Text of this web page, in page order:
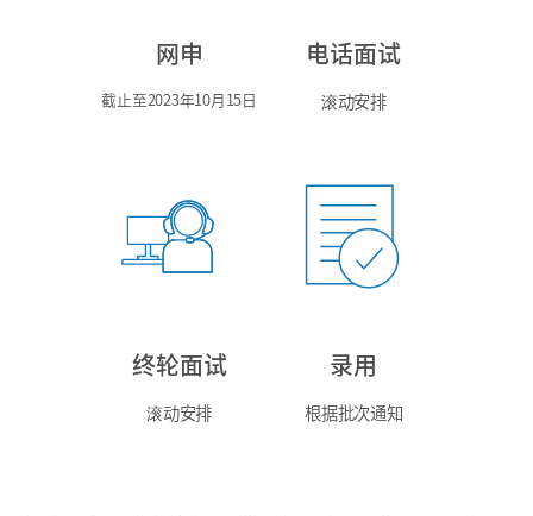
网申
截止至2023年10月15日
电话面试
滚动安排
终轮面试
滚动安排
录用
根据批次通知